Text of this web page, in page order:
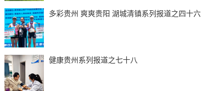
多彩贵州 爽爽贵阳 湖城清镇系列报道之四十六
健康贵州系列报道之七十八